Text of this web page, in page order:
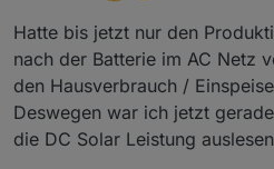
Hatte bis jetzt nur den
nach der Batterie im AC Netz
den Hausverbrauch /
Deswegen war ich jetzt
die DC Solar Leistung